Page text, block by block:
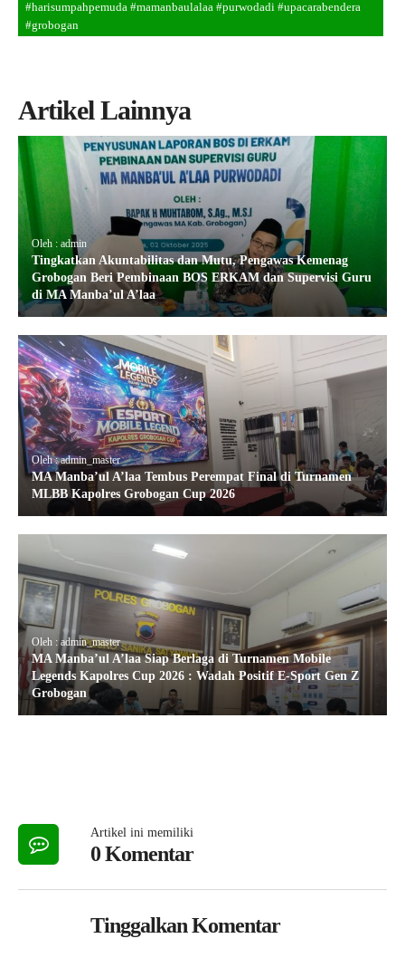
#harisumpahpemuda #mamanbaulalaa #purwodadi #upacarabendera
#grobogan
Artikel Lainnya
Oleh : admin
Tingkatkan Akuntabilitas dan Mutu, Pengawas Kemenag
Grobogan Beri Pembinaan BOS ERKAM dan Supervisi Guru
di MA Manba’ul A’laa
Oleh : admin_master
MA Manba’ul A’laa Tembus Perempat Final di Turnamen
MLBB Kapolres Grobogan Cup 2026
Oleh : admin_master
MA Manba’ul A’laa Siap Berlaga di Turnamen Mobile
Legends Kapolres Cup 2026 : Wadah Positif E-Sport Gen Z
Grobogan
Artikel ini memiliki
0 Komentar
Tinggalkan Komentar